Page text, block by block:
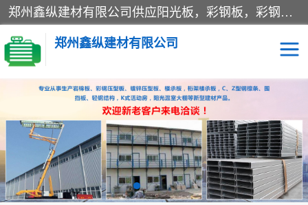
郑州鑫纵建材有限公司供应阳光板，彩钢板，彩钢钢构工程是一家集生产销售租赁安装于一体的企业，主要生产PC采光板，耐力板，仿古琉璃采光板，岩棉板、彩钢压型板、镀锌压型板、桁架楼承板，C、Z型钢檩条、围挡板、轻钢结构，阳光温室大棚等新型建材产品。公司旗下有多台移动式高空压瓦机租赁，承接全国各地业务，专业对外租赁各种型号压瓦机。
郑州鑫纵建材有限公司
高空瓦机租赁 ASA合成树脂仿古瓦
CZ型钢 FRP采光板
PC多层板 PC耐力板